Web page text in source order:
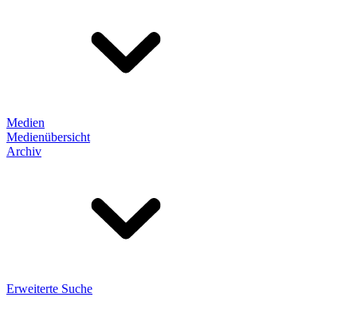
Medien
Medienübersicht
Archiv
Erweiterte Suche